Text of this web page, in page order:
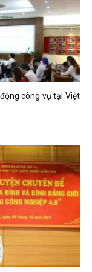
công vụ tại Việt